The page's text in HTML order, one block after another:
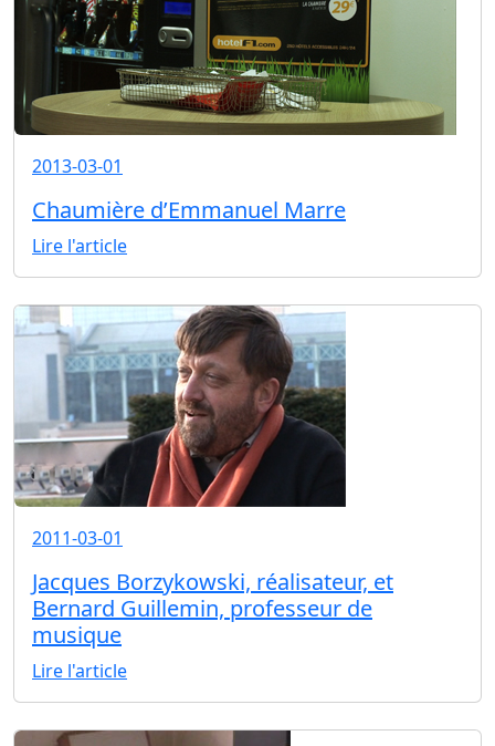
2013-03-01
Chaumière d’Emmanuel Marre
Lire l'article
2011-03-01
Jacques Borzykowski, réalisateur, et
Bernard Guillemin, professeur de
musique
Lire l'article